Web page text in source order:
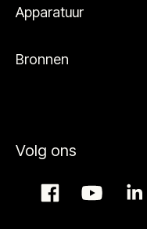
Apparatuur
Bronnen
Volg ons